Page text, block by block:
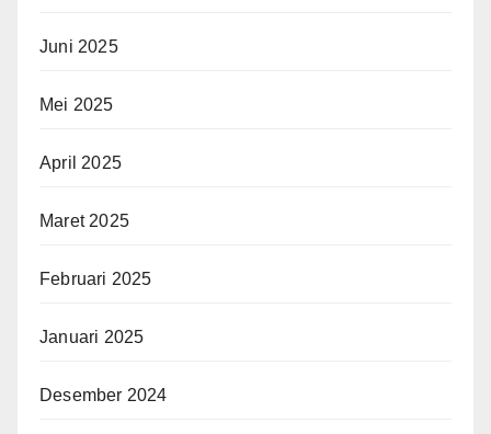
Juni 2025
Mei 2025
April 2025
Maret 2025
Februari 2025
Januari 2025
Desember 2024